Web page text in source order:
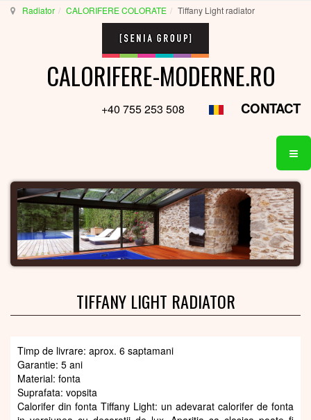
Radiator CALORIFERE COLORATE Tiffany Light radiator
CALORIFERE-MODERNE.RO
+40 755 253 508 CONTACT
TIFFANY LIGHT RADIATOR
Timp de livrare: aprox. 6 saptamani
Garantie: 5 ani
Material: fonta
Suprafata: vopsita
Calorifer din fonta Tiffany Light: un adevarat calorifer de fonta